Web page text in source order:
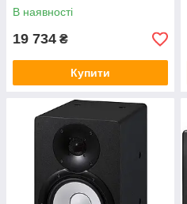
В наявності
19 734 ₴
Купити